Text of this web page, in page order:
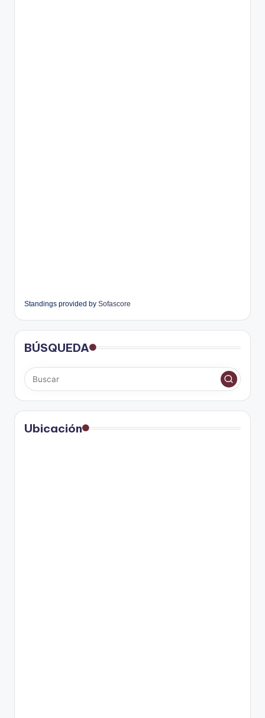
Standings provided by Sofascore
BÚSQUEDA
Ubicación